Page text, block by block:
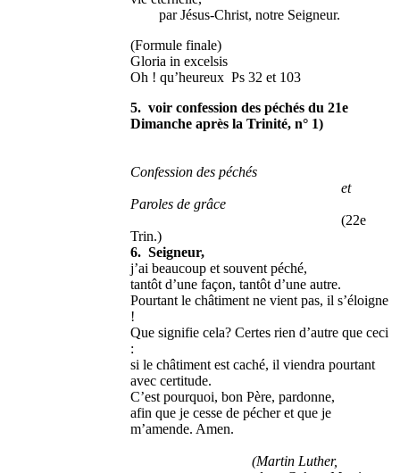
par Jésus-Christ, notre Seigneur.
(Formule finale)
Gloria in excelsis
Oh ! qu’heureux Ps 32 et 103
5. voir confession des péchés du 21e
Dimanche après la Trinité, n° 1)
Confession des péchés
et
Paroles de grâce
(22e
Trin.)
6. Seigneur,
j’ai beaucoup et souvent péché,
tantôt d’une façon, tantôt d’une autre.
Pourtant le châtiment ne vient pas, il s’éloigne
!
Que signifie cela? Certes rien d’autre que ceci
:
si le châtiment est caché, il viendra pourtant
avec certitude.
C’est pourquoi, bon Père, pardonne,
afin que je cesse de pécher et que je
m’amende. Amen.
(Martin Luther,